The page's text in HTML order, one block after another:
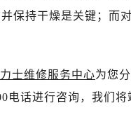
保持干燥是关键；而
力士维修服务中心为您
电话进行咨询，我们将